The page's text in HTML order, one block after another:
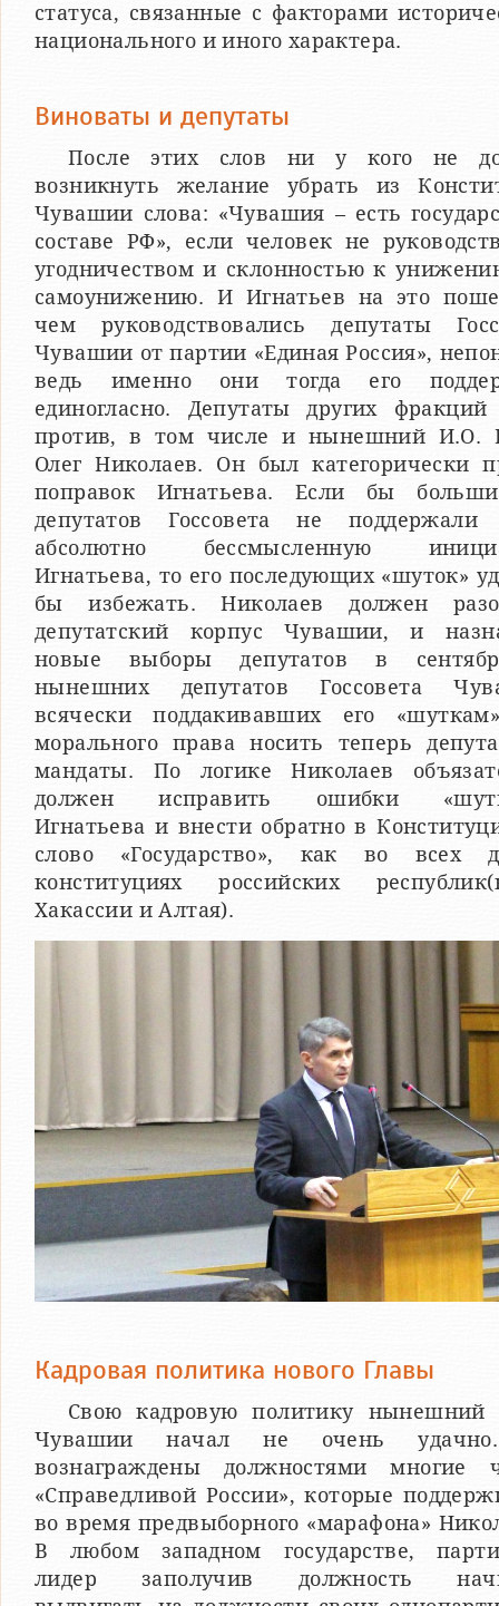
статуса, связанные с факторами
национального и иного характера.
Виноваты и депутаты
После этих слов ни у кого не
возникнуть желание убрать из
Чувашии слова: «Чувашия – есть
составе РФ», если человек не
угодничеством и склонностью к
самоунижению. И Игнатьев на это
чем руководствовались депутаты
Чувашии от партии «Единая Россия»,
ведь именно они тогда его
единогласно. Депутаты других
против, в том числе и нынешний И.О.
Олег Николаев. Он был категорически
поправок Игнатьева. Если бы
депутатов Госсовета не поддержали
абсолютно бессмысленную
Игнатьева, то его последующих «шуток»
бы избежать. Николаев должен
депутатский корпус Чувашии, и
новые выборы депутатов в
нынешних депутатов Госсовета
всячески поддакивавших его
морального права носить теперь
мандаты. По логике Николаев
должен исправить ошибки
Игнатьева и внести обратно в
слово «Государство», как во всех
конституциях российских
Хакассии и Алтая).
Кадровая политика нового Главы
Свою кадровую политику нынешний
Чувашии начал не очень
вознаграждены должностями многие
«Справедливой России», которые
во время предвыборного «марафона»
В любом западном государстве,
лидер заполучив должность